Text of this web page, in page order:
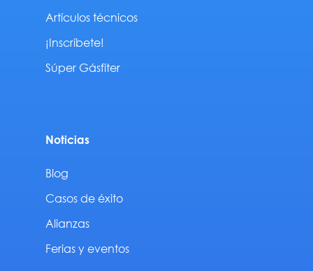
Artículos técnicos
¡Inscríbete!
Súper Gásfiter
Noticias
Blog
Casos de éxito
Alianzas
Ferias y eventos